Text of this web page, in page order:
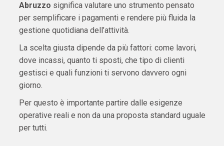
Abruzzo significa valutare uno strumento pensato
per semplificare i pagamenti e rendere più fluida la
gestione quotidiana dell’attività.
La scelta giusta dipende da più fattori: come lavori,
dove incassi, quanto ti sposti, che tipo di clienti
gestisci e quali funzioni ti servono davvero ogni
giorno.
Per questo è importante partire dalle esigenze
operative reali e non da una proposta standard uguale
per tutti.